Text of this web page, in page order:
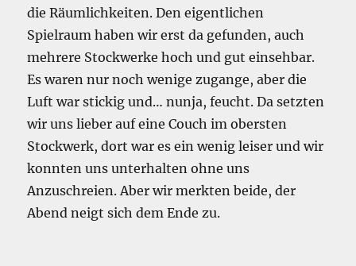
die Räumlichkeiten. Den eigentlichen
Spielraum haben wir erst da gefunden, auch
mehrere Stockwerke hoch und gut einsehbar.
Es waren nur noch wenige zugange, aber die
Luft war stickig und… nunja, feucht. Da setzten
wir uns lieber auf eine Couch im obersten
Stockwerk, dort war es ein wenig leiser und wir
konnten uns unterhalten ohne uns
Anzuschreien. Aber wir merkten beide, der
Abend neigt sich dem Ende zu.